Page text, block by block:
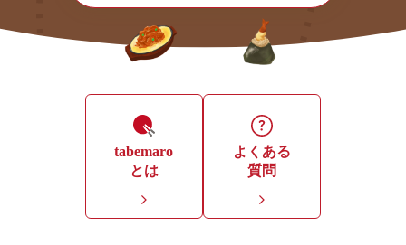
tabemaro
とは
よくある
質問